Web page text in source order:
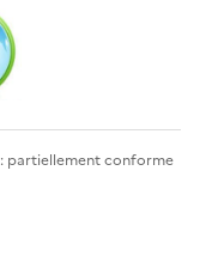
partiellement conforme